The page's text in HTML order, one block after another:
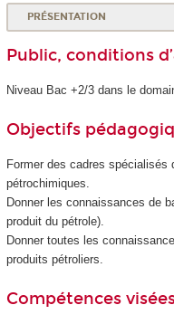
PRÉSENTATION
Public, conditions
Niveau Bac +2/3 dans le
Objectifs
Former des cadres spécialisés
pétrochimiques.
Donner les connaissances de
produit du pétrole).
Donner toutes les
produits pétroliers.
Compétences